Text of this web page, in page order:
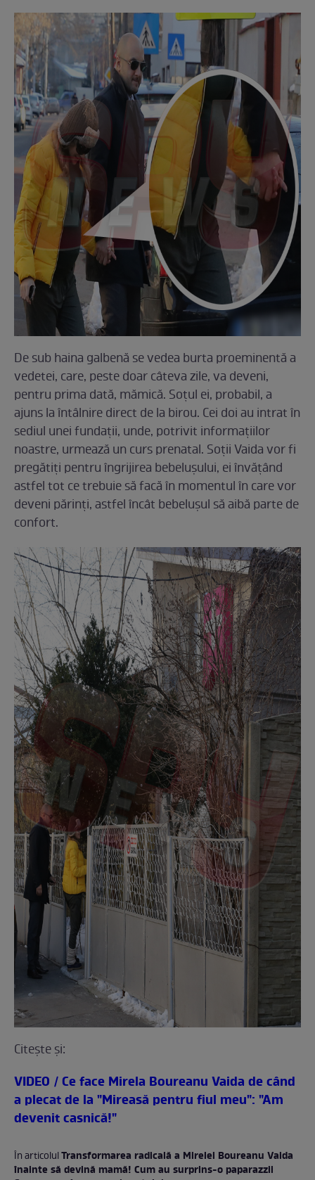
De sub haina galbenă se vedea burta proeminentă a
vedetei, care, peste doar câteva zile, va deveni,
pentru prima dată, mămică. Soțul ei, probabil, a
ajuns la întâlnire direct de la birou. Cei doi au intrat în
sediul unei fundaţii, unde, potrivit informaţiilor
noastre, urmează un curs prenatal. Soţii Vaida vor fi
pregătiţi pentru îngrijirea bebeluşului, ei învăţând
astfel tot ce trebuie să facă în momentul în care vor
deveni părinţi, astfel încât bebeluşul să aibă parte de
confort.
Citeşte şi:
VIDEO / Ce face Mirela Boureanu Vaida de când
a plecat de la "Mireasă pentru fiul meu": "Am
devenit casnică!"
În articolulTransformarea radicală a Mirelei Boureanu Vaida
înainte să devină mamă! Cum au surprins-o paparazzii